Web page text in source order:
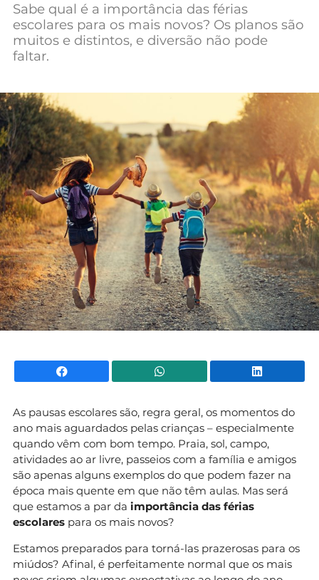
Sabe qual é a importância das férias
escolares para os mais novos? Os planos são
muitos e distintos, e diversão não pode
faltar.
Facebook WhatsApp
As pausas escolares são, regra geral, os momentos do
ano mais aguardados pelas crianças – especialmente
quando vêm com bom tempo. Praia, sol, campo,
atividades ao ar livre, passeios com a família e amigos
são apenas alguns exemplos do que podem fazer na
época mais quente em que não têm aulas. Mas será
que estamos a par da importância das férias
escolares para os mais novos?
Estamos preparados para torná-las prazerosas para os
miúdos? Afinal, é perfeitamente normal que os mais